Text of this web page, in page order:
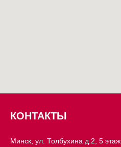
КОНТАКТЫ
Минск, ул. Толбухина д.2, 5 этаж